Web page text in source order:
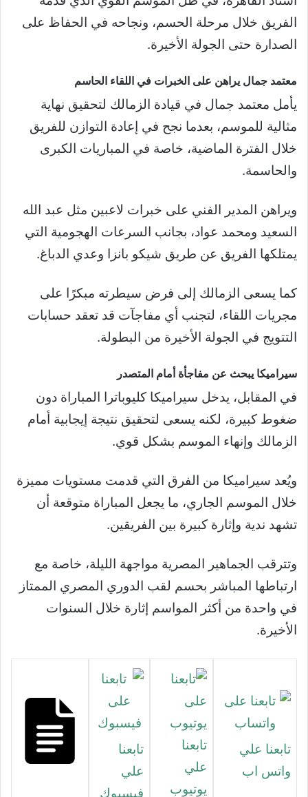
الفريق خلال مرحلة الحسم، ونجاحه في الحفاظ على
الصدارة حتى الجولة الأخيرة.
معتمد جمال يراهن على الخبرات في اللقاء الحاسم
يأمل معتمد جمال في قيادة الزمالك لتحقيق نهاية
مثالية للموسم، بعدما نجح في إعادة التوازن للفريق
خلال الفترة الماضية، خاصة في المباريات الكبرى
والحاسمة.
ويراهن المدير الفني على خبرات لاعبين مثل عبد الله
السعيد ومحمد عواد، بجانب السرعات الهجومية التي
يمتلكها الفريق عن طريق شيكو بانزا وعدي الدباغ.
كما يسعى الزمالك إلى فرض سيطرته مبكرًا على
مجريات اللقاء، لتجنب أي مفاجآت قد تعقد حسابات
التتويج في الجولة الأخيرة من البطولة.
سيراميكا يبحث عن مفاجأة أمام المتصدر
في المقابل، يدخل سيراميكا كليوباترا المباراة دون
ضغوط كبيرة، لكنه يسعى لتحقيق نتيجة إيجابية أمام
الزمالك وإنهاء الموسم بشكل قوي.
ويُعد سيراميكا من الفرق التي قدمت مستويات مميزة
خلال الموسم الجاري، ما يجعل المباراة متوقعة أن
تشهد ندية وإثارة كبيرة بين الفريقين.
وتترقب الجماهير المصرية مواجهة الليلة، خاصة مع
ارتباطها المباشر بحسم لقب الدوري المصري الممتاز
في واحدة من أكثر المواسم إثارة خلال السنوات
الأخيرة.
تابعنا علي
واتس اب
تابعنا
علي
يوتيوب
تابعنا
علي
فيسبوك